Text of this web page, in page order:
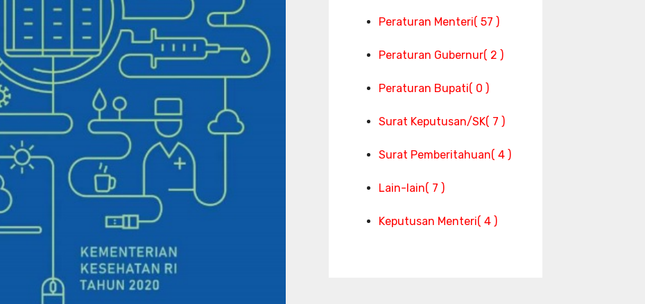
Peraturan Menteri( 57 )
Peraturan Gubernur( 2 )
Peraturan Bupati( 0 )
Surat Keputusan/SK( 7 )
Surat Pemberitahuan( 4 )
Lain-lain( 7 )
Keputusan Menteri( 4 )